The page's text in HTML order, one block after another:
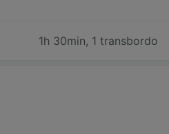
1h 30min, 1 transbordo